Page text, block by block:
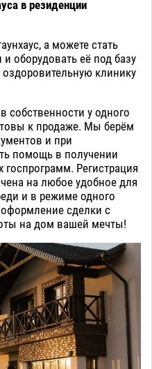
в резиденции
а можете стать
оборудовать её под базу
оздоровительную клинику
собственности у одного
к продаже. Мы берём
и при
помощь в получении
Регистрация
на любое удобное для
и в режиме одного
сделки с
на дом вашей мечты!